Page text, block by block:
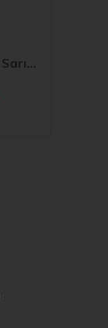
7 li Balon Demeti Makaron Sarı Balon